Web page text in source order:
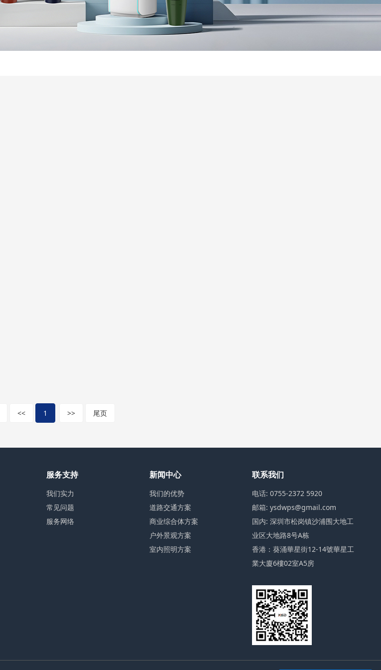
<< 1 >> 尾页
服务支持
我们实力
常见问题
服务网络
新闻中心
我们的优势
道路交通方案
商业综合体方案
户外景观方案
室内照明方案
联系我们
电话: 0755-2372 5920
邮箱: ysdwps@gmail.com
国内: 深圳市松岗镇沙浦围大地工
业区大地路8号A栋
香港：葵涌華星街12-14號華星工
業大廈6樓02室A5房